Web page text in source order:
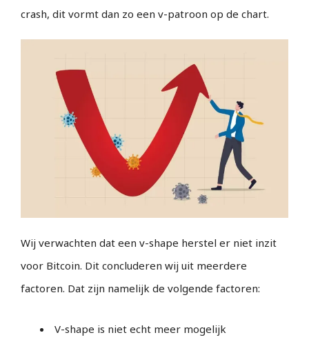
crash, dit vormt dan zo een v-patroon op de chart.
Wij verwachten dat een v-shape herstel er niet inzit
voor Bitcoin. Dit concluderen wij uit meerdere
factoren. Dat zijn namelijk de volgende factoren:
V-shape is niet echt meer mogelijk